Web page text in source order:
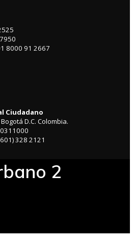
8000 91 2667
Ciudadano
D.C. Colombia.
328 2121
2